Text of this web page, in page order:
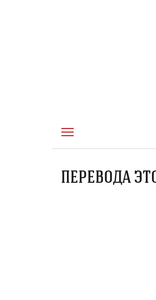
ПЕРЕВОДА